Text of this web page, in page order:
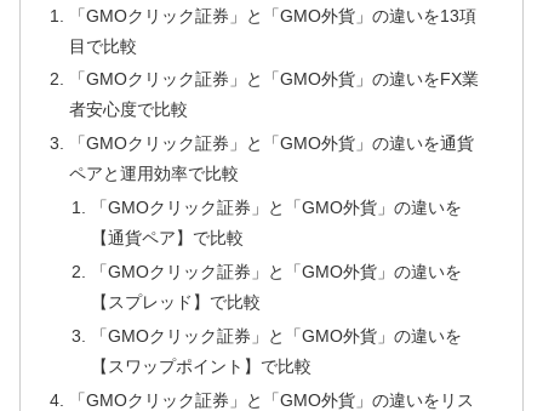
「GMOクリック証券」と「GMO外貨」の違いを13項
目で比較
「GMOクリック証券」と「GMO外貨」の違いをFX業
者安心度で比較
「GMOクリック証券」と「GMO外貨」の違いを通貨
ペアと運用効率で比較
「GMOクリック証券」と「GMO外貨」の違いを
【通貨ペア】で比較
「GMOクリック証券」と「GMO外貨」の違いを
【スプレッド】で比較
「GMOクリック証券」と「GMO外貨」の違いを
【スワップポイント】で比較
「GMOクリック証券」と「GMO外貨」の違いをリス